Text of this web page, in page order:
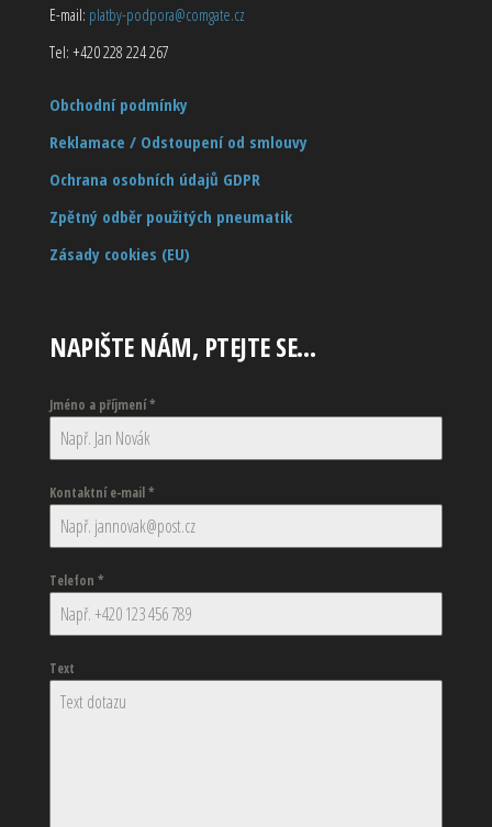
E-mail: platby-podpora@comgate.cz
Tel: +420 228 224 267
Obchodní podmínky
Reklamace / Odstoupení od smlouvy
Ochrana osobních údajů GDPR
Zpětný odběr použitých pneumatik
Zásady cookies (EU)
NAPIŠTE NÁM, PTEJTE SE…
Jméno a příjmení*
Kontaktní e-mail*
Telefon *
Text